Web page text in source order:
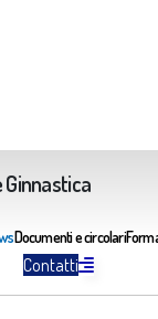
Documenti e circolari
Contatti